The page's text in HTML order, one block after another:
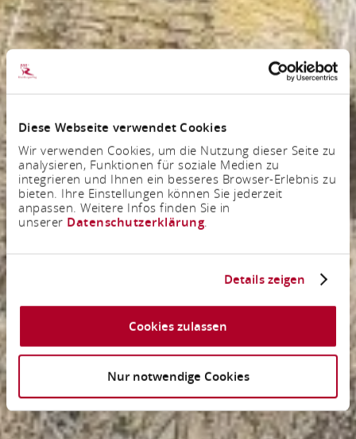
Diese Webseite verwendet Cookies
Wir verwenden Cookies, um die Nutzung dieser Seite zu
analysieren, Funktionen für soziale Medien zu
integrieren und Ihnen ein besseres Browser-Erlebnis zu
bieten. Ihre Einstellungen können Sie jederzeit
anpassen. Weitere Infos finden Sie in
unserer Datenschutzerklärung.
Details zeigen
Cookies zulassen
Nur notwendige Cookies